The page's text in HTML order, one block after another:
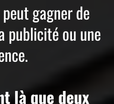
gagner de
publicité ou une
là que deux